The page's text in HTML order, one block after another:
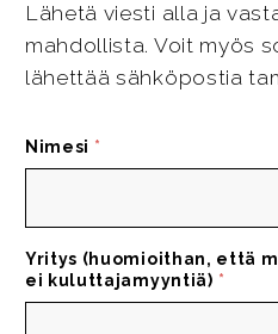
Lähetä viesti alla ja
mahdollista. Voit myös
lähettää sähköpostia
Nimesi *
Yritys (huomioithan, että
ei kuluttajamyyntiä) *